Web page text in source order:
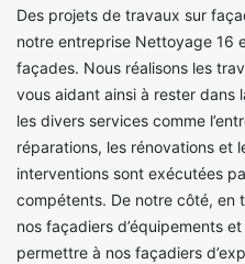
Des projets de travaux sur
notre entreprise Nettoyage 16
façades. Nous réalisons les
vous aidant ainsi à rester dans
les divers services comme
réparations, les rénovations et
interventions sont exécutées
compétents. De notre côté, en
nos façadiers d’équipements
permettre à nos façadiers